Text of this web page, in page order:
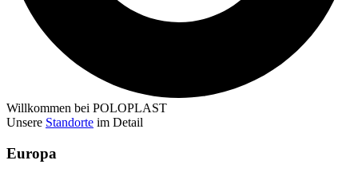
Willkommen bei POLOPLAST
Unsere Standorte im Detail
Europa